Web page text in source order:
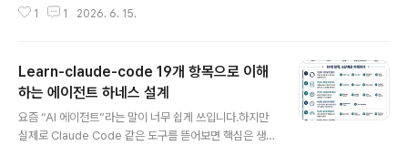
Claude에게 코드 질문을 던지는 수준을 넘어, AI가 직접
게 이렇게 물었다고 해보겠습니다.“우리 서비스의 주간 활성 사용자, WAU는
전트 입장에서는 이 정보들이 모두 서로 다른 장소에 있습니다.데이터 스키마는
데이터 카탈로그에 있고,지표 정의는 노션에 있고,운영 절차는 위키에 있고,예
외 규칙은 시니어 개발자의 머릿속에 있습니다.Google Cloud는 이 문제를
“지식이 ..
1 1 2026. 6. 15.
Learn-claude-code 19개 항목으로 이해
하는 에이전트 하네스 설계
요즘 “AI 에이전트”라는 말이 너무 쉽게 쓰입니다.하지만
실제로 Claude Code 같은 도구를 뜯어보면 핵심은 생각